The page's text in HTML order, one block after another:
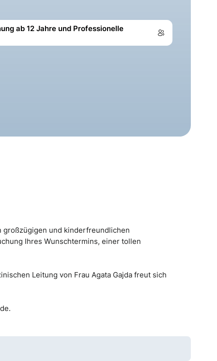
ab 12 Jahre und Professionelle
großzügigen und kinderfreundlichen
Ihres Wunschtermins, einer tollen
Leitung von Frau Agata Gajda freut sich